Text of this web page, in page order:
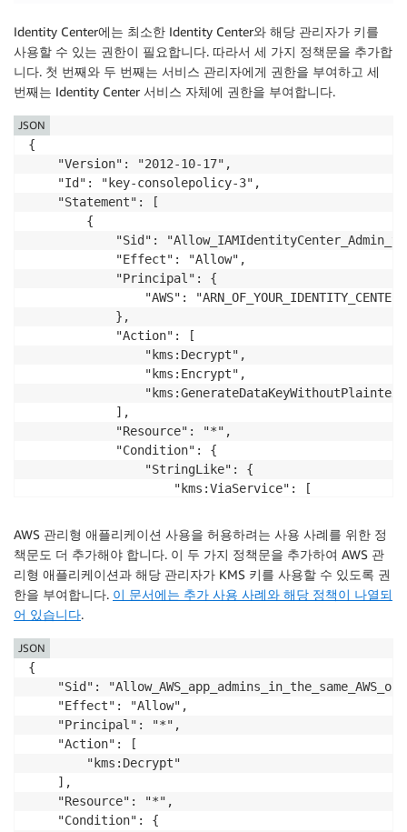
Identity Center에는 최소한 Identity Center와 해당 관리자가 키를
사용할 수 있는 권한이 필요합니다. 따라서 세 가지 정책문을 추가합
니다. 첫 번째와 두 번째는 서비스 관리자에게 권한을 부여하고 세
번째는 Identity Center 서비스 자체에 권한을 부여합니다.
{
						"identitystore.*.amazonaws.com"
					]
				}
			}
		},
		{
			"Sid": "Allow_IdentityCenter_admin_to_describe_the_KMS_key",
			"Effect": "Allow",
			"Principal": {
				"AWS": "ARN_OF_YOUR_IDENTITY_CENTER_ADMIN_IAM_ROLE"
			},
			"Action": "kms:DescribeKey",
			"Resource": "*"
		},
		{
			"Sid": "Allow_IdentityCenter_and_IdentityStore_to_use_the_KMS_key",
JSON
AWS 관리형 애플리케이션 사용을 허용하려는 사용 사례를 위한 정
책문도 더 추가해야 합니다. 이 두 가지 정책문을 추가하여 AWS 관
리형 애플리케이션과 해당 관리자가 KMS 키를 사용할 수 있도록 권
한을 부여합니다. 이 문서에는 추가 사용 사례와 해당 정책이 나열되
어 있습니다.
{
"Sid":
    "Effect": "Allow",
    "Principal": "*",
    "Action": [
        "kms:Decrypt"
    ],
    "Resource": "*",
    "Condition": {
JSON